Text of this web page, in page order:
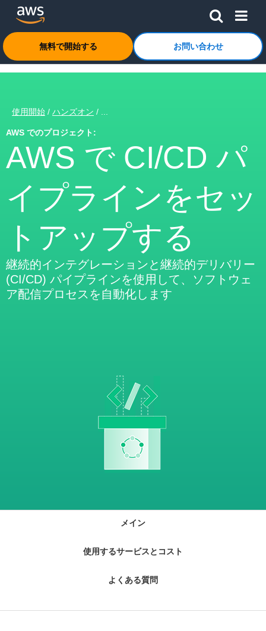
メインコンテンツに移動
アマゾン ウェブ サービスのホームページに戻るには、こ
無料で開始する お問い合わせ
使用開始 / ハンズオン / ...
AWS でのプロジェクト:
AWS で CI/CD パ
イプラインをセッ
トアップする
継続的インテグレーションと継続的デリバリー
(CI/CD) パイプラインを使用して、ソフトウェ
ア配信プロセスを自動化します
メイン
使用するサービスとコスト
よくある質問